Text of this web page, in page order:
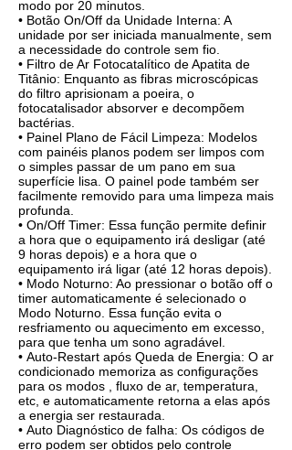
modo por 20 minutos.
• Botão On/Off da Unidade Interna: A
unidade por ser iniciada manualmente, sem
a necessidade do controle sem fio.
• Filtro de Ar Fotocatalítico de Apatita de
Titânio: Enquanto as fibras microscópicas
do filtro aprisionam a poeira, o
fotocatalisador absorver e decompõem
bactérias.
• Painel Plano de Fácil Limpeza: Modelos
com painéis planos podem ser limpos com
o simples passar de um pano em sua
superfície lisa. O painel pode também ser
facilmente removido para uma limpeza mais
profunda.
• On/Off Timer: Essa função permite definir
a hora que o equipamento irá desligar (até
9 horas depois) e a hora que o
equipamento irá ligar (até 12 horas depois).
• Modo Noturno: Ao pressionar o botão off o
timer automaticamente é selecionado o
Modo Noturno. Essa função evita o
resfriamento ou aquecimento em excesso,
para que tenha um sono agradável.
• Auto-Restart após Queda de Energia: O ar
condicionado memoriza as configurações
para os modos , fluxo de ar, temperatura,
etc, e automaticamente retorna a elas após
a energia ser restaurada.
• Auto Diagnóstico de falha: Os códigos de
erro podem ser obtidos pelo controle